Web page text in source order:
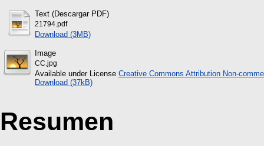
Text (Descargar PDF)
21794.pdf
Download (3MB)
Image
CC.jpg
Available under License Creative Commons Attribution Non-
Download (37kB)
Resumen